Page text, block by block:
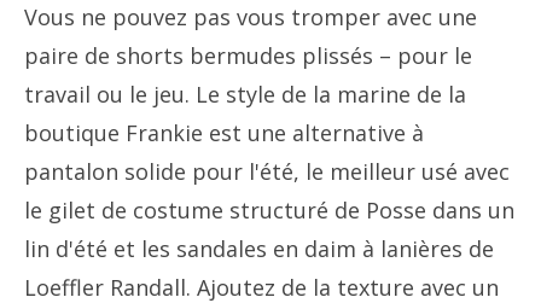
Vous ne pouvez pas vous tromper avec une
paire de shorts bermudes plissés – pour le
travail ou le jeu. Le style de la marine de la
boutique Frankie est une alternative à
pantalon solide pour l'été, le meilleur usé avec
le gilet de costume structuré de Posse dans un
lin d'été et les sandales en daim à lanières de
Loeffler Randall. Ajoutez de la texture avec un